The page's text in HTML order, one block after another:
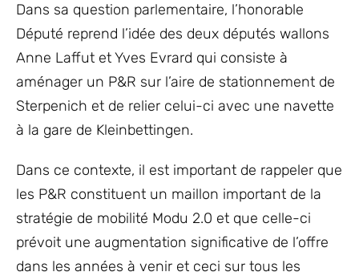
Dans sa question parlementaire, l’honorable
Député reprend l’idée des deux députés wallons
Anne Laffut et Yves Evrard qui consiste à
aménager un P&R sur l’aire de stationnement de
Sterpenich et de relier celui-ci avec une navette
à la gare de Kleinbettingen.
Dans ce contexte, il est important de rappeler que
les P&R constituent un maillon important de la
stratégie de mobilité Modu 2.0 et que celle-ci
prévoit une augmentation significative de l’offre
dans les années à venir et ceci sur tous les